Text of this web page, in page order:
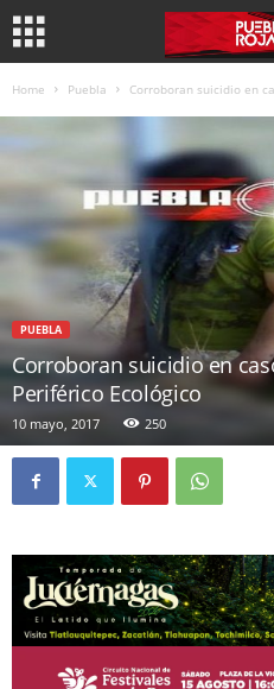
Home Puebla Corroboran suicidio en
PUEBLA
Corroboran suicidio en
Periférico Ecológico
10 mayo, 2017 250